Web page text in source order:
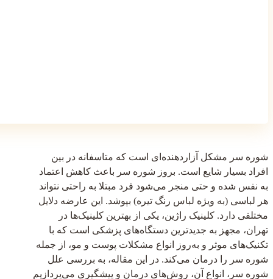
شوره سر مشکل آزاردهنده‌ای است که متاسفانه در بین
افراد بسیار شایع است. بروز شوره سر باعث کاهش اعتماد
به نفس شده و حتی منجر می‌شود فرد مبتلا به راحتی نتواند
هر لباسی (به ویژه لباس رنگ تیره) بپوشد. این عارضه دلایل
مختلفی دارد. کلینیک راژین، یکی از بهترین کلینیک‌ها در
تهران، مجهز به جدیدترین دستگاه‌های پزشکی است که با
تکنیک‌های موثر و به‌روز انواع مشکلات پوست و مو، از جمله
شوره سر را درمان می‌کند. در این مقاله، به بررسی علل
شوره سر، انواع آن، روش‌های درمان و پیشگیری می‌پردازیم